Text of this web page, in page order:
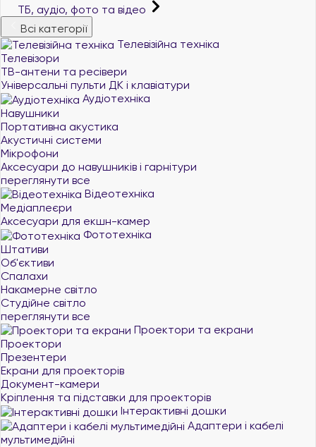
ТБ, аудіо, фото та відео
Всі категорії
Телевізійна техніка
Телевізори
ТВ-антени та ресівери
Універсальні пульти ДК і клавіатури
Аудіотехніка
Навушники
Портативна акустика
Акустичні системи
Мікрофони
Аксесуари до навушників і гарнітури
переглянути все
Відеотехніка
Медіаплеєри
Аксесуари для екшн-камер
Фототехніка
Штативи
Об'єктиви
Спалахи
Накамерне світло
Студійне світло
переглянути все
Проектори та екрани
Проектори
Презентери
Екрани для проекторів
Документ-камери
Кріплення та підставки для проекторів
Інтерактивні дошки
Адаптери і кабелі
мультимедійні